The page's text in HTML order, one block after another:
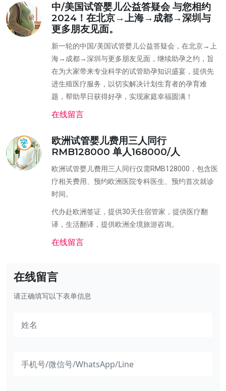
中/美国试管婴儿公益答疑会 与您相约
2024！在北京→上海→成都→深圳与
更多朋友见面。
新一轮的中国/美国试管婴儿公益答疑会，在北京→上
海→成都→深圳与更多朋友见面，继续助孕之约，旨
在为大家带来专业科学的试管助孕知识盛宴，提供先
进生殖医疗服务，以切实解决计划生育者的孕育难
题，帮助早日获得好孕，实现家庭幸福圆满！
在线留言
欧洲试管婴儿费用三人同行
RMB128000 单人168000/人
欧洲试管婴儿费用三人同行仅需RMB128000，包含医
疗相关费用、预约欧洲医院专科医生、预约首次就诊
时间。
代办赴欧洲签证，提供30天住宿管家，提供医疗翻
译，生活翻译，提供欧洲全境旅游咨询。
在线留言
在线留言
请正确填写以下表单信息